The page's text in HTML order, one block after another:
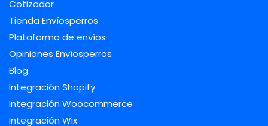
Cotizador
Tienda Envíosperros
Plataforma de envíos
Opiniones Envíosperros
Blog
Integración Shopify
Integración Woocommerce
Integración Wix